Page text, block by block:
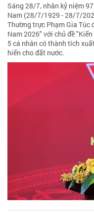
Sáng 28/7, nhân kỷ niệm
Nam (28/7/1929 - 28/7/
Thường trực Phạm Gia
Nam 2026" với chủ đề
5 cá nhân có thành tích
hiến cho đất nước.